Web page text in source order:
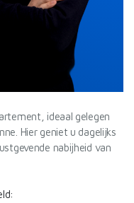
ideaal gelegen
Hier geniet u dagelijks
nabijheid van